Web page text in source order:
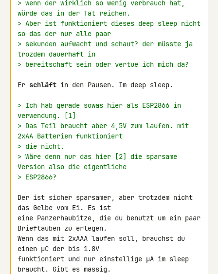
> wenn der wirklich so wenig verbrauch hat,
würde das in der Tat reichen.
> Aber ist funktioniert dieses deep sleep nicht
so das der nur alle paar
> sekunden aufwacht und schaut? der müsste ja
trozdem dauerhaft in
> bereitschaft sein oder vertue ich mich da?
Er schläft in den Pausen. Im deep sleep.
> Ich hab gerade sowas hier als ESP2866 in
verwendung. [1]
> Das Teil braucht aber 4,5V zum laufen. mit
2xAA Batterien funktioniert
> die nicht.
> Wäre denn nur das hier [2] die sparsame
Version also die eigentliche
> ESP2866?
Der ist sicher sparsamer, aber trotzdem nicht
das Gelbe vom Ei. Es ist
eine Panzerhaubitze, die du benutzt um ein paar
Brieftauben zu erlegen.
Wenn das mit 2xAAA laufen soll, brauchst du
einen µC der bis 1.8V
funktioniert und nur einstellige µA im sleep
braucht. Gibt es massig.